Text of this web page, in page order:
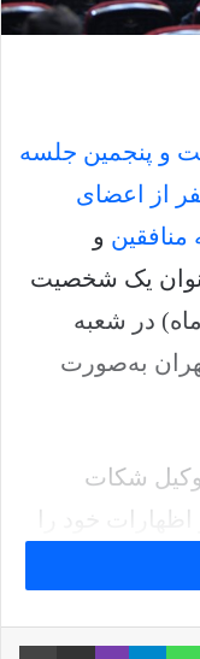
و پنجمین جلسه
رسیدگی به اتهامات ۱۰۴ نفر از اعضای
و
یک شخصیت
در شعبه
به‌صورت
وکیل شکات
خود را
گذشته در
واتس آپ تلگراموایبر اشتراک گذاری از طریق ایمیل